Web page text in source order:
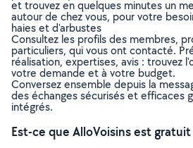
et trouvez en quelques minutes un
autour de chez vous, pour votre
haies et d'arbustes
Consultez les profils des membres,
particuliers, qui vous ont contacté.
réalisation, expertises, avis : trouvez
votre demande et à votre budget.
Conversez ensemble depuis la
des échanges sécurisés et efficaces
intégrés.
Est-ce que AlloVoisins est gratuit